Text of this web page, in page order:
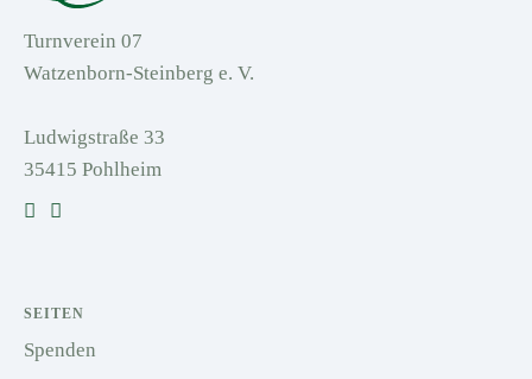
Turnverein 07
Watzenborn-Steinberg e. V.
Ludwigstraße 33
35415 Pohlheim
SEITEN
Spenden